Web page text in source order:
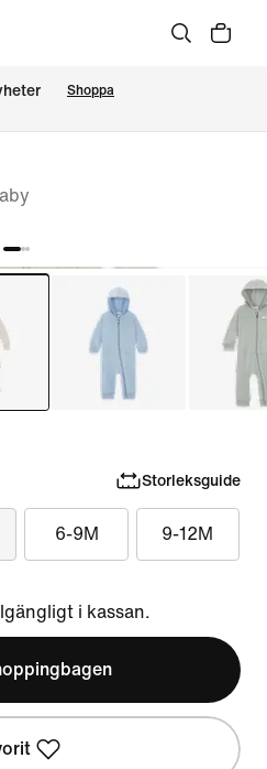
Shoppa
Storleksguide
6-9M 9-12M
i kassan.